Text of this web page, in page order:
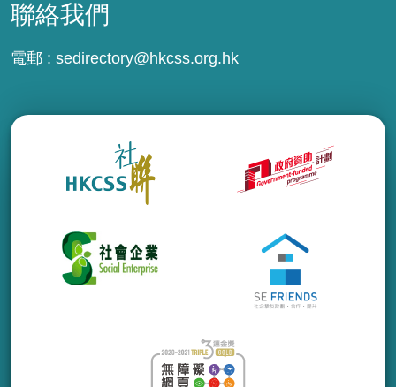
聯絡我們
電郵 : sedirectory@hkcss.org.hk